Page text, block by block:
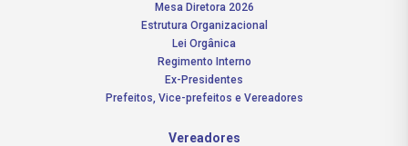
Mesa Diretora 2026
Estrutura Organizacional
Lei Orgânica
Regimento Interno
Ex-Presidentes
Prefeitos, Vice-prefeitos e Vereadores
Vereadores